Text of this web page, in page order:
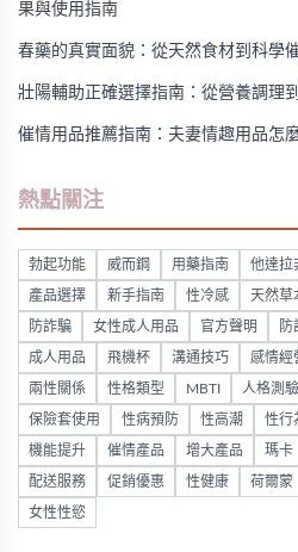
果與使用指南
春藥的真實面貌：從天然食材到科學
壯陽輔助正確選擇指南：從營養調理
催情用品推薦指南：夫妻情趣用品怎
熱點關注
勃起功能 威而鋼 用藥指南 他達拉
產品選擇 新手指南 性冷感 天然草
防詐騙 女性成人用品 官方聲明 防
成人用品 飛機杯 溝通技巧 感情經
兩性關係 性格類型 MBTI 人格測驗
保險套使用 性病預防 性高潮 性行
機能提升 催情產品 增大產品 瑪卡
配送服務 促銷優惠 性健康 荷爾蒙
女性性慾